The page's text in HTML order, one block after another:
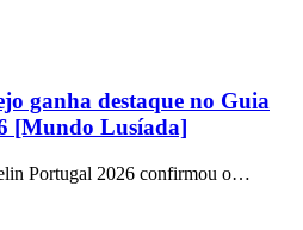
ganha destaque no Guia
[Mundo Lusíada]
Portugal 2026 confirmou o…